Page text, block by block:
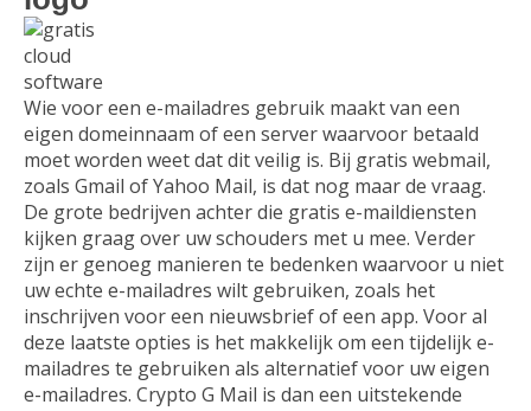
Wie voor een e-mailadres gebruik maakt van een
eigen domeinnaam of een server waarvoor betaald
moet worden weet dat dit veilig is. Bij gratis webmail,
zoals Gmail of Yahoo Mail, is dat nog maar de vraag.
De grote bedrijven achter die gratis e-maildiensten
kijken graag over uw schouders met u mee. Verder
zijn er genoeg manieren te bedenken waarvoor u niet
uw echte e-mailadres wilt gebruiken, zoals het
inschrijven voor een nieuwsbrief of een app. Voor al
deze laatste opties is het makkelijk om een tijdelijk e-
mailadres te gebruiken als alternatief voor uw eigen
e-mailadres. Crypto G Mail is dan een uitstekende